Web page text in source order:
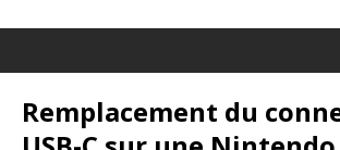
Remplacement du